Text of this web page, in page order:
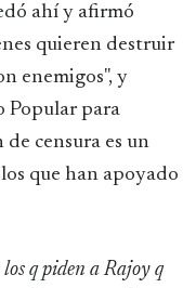
ahí y afirmó
quieren destruir
enemigos", y
Popular para
censura es un
que han apoyado
q piden a Rajoy q